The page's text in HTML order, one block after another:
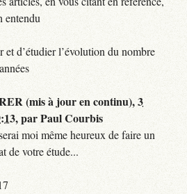
entendu
et d’étudier l’évolution du nombre
(mis à jour en continu),3
,parPaul Courbis
moi même heureux de faire un
de votre étude...